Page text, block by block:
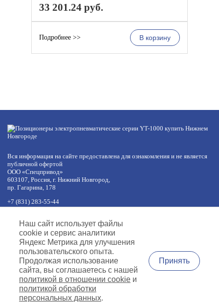
33 201.24 руб.
В корзину
Подробнее >>
Вся информация на сайте предоставлена для ознакомления и не является
публичной офертой
ООО «Спецпривод»
603107, Россия, г. Нижний Новгород,
пр. Гагарина, 178
+7 (831) 283-55-44
+7 (977) 422-66-54
обед с 12:30 до 13:30
info@specprivod.com
Вопросы, предложения?
Напишите нам
Согласие на обработку персональных данных
персональных данных Политика использования файлов cookies
Наш сайт использует файлы
cookie и сервис аналитики
Яндекс Метрика для улучшения
пользовательского опыта.
Продолжая использование
сайта, вы соглашаетесь с нашей
политикой в отношении cookie и
политикой обработки
персональных данных.
Принять